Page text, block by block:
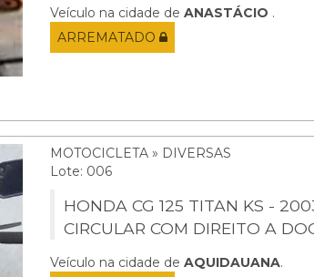
Veículo na cidade de ANASTÁCIO .
ARREMATADO
MOTOCICLETA » DIVERSAS
Lote: 006
HONDA CG 125 TITAN KS -
CIRCULAR COM DIREITO A
Veículo na cidade de AQUIDAUANA.